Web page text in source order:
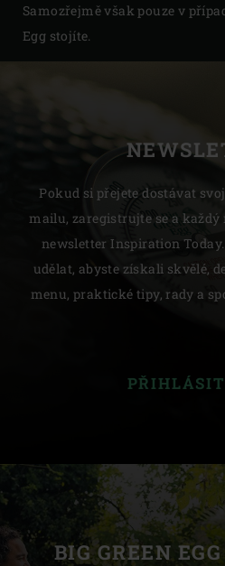
Samozřejmě však pouze v
Egg stojíte.
Pokud si přejete dostávat
mailu, zaregistrujte se a každý
newsletter Inspiration Today.
udělat, abyste získali skvělé,
menu, praktické tipy, rady a
BIG GREEN